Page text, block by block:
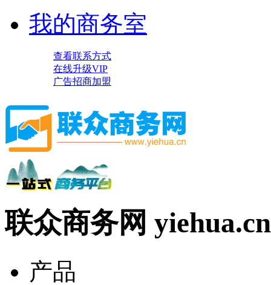
我的商务室
查看联系方式
在线升级VIP
广告招商加盟
联众商务网
产品